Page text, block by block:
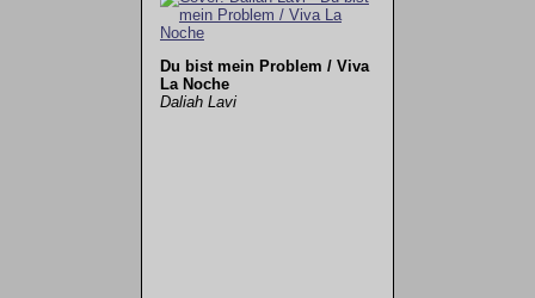
Du bist mein Problem / Viva
La Noche
Daliah Lavi